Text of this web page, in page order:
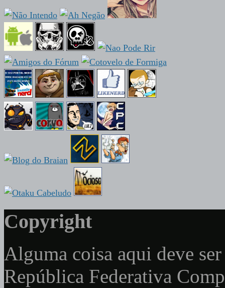
Copyright
Alguma coisa aqui deve
República Federativa